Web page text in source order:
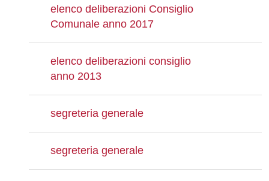
elenco deliberazioni Consiglio
Comunale anno 2017
elenco deliberazioni consiglio
anno 2013
segreteria generale
segreteria generale